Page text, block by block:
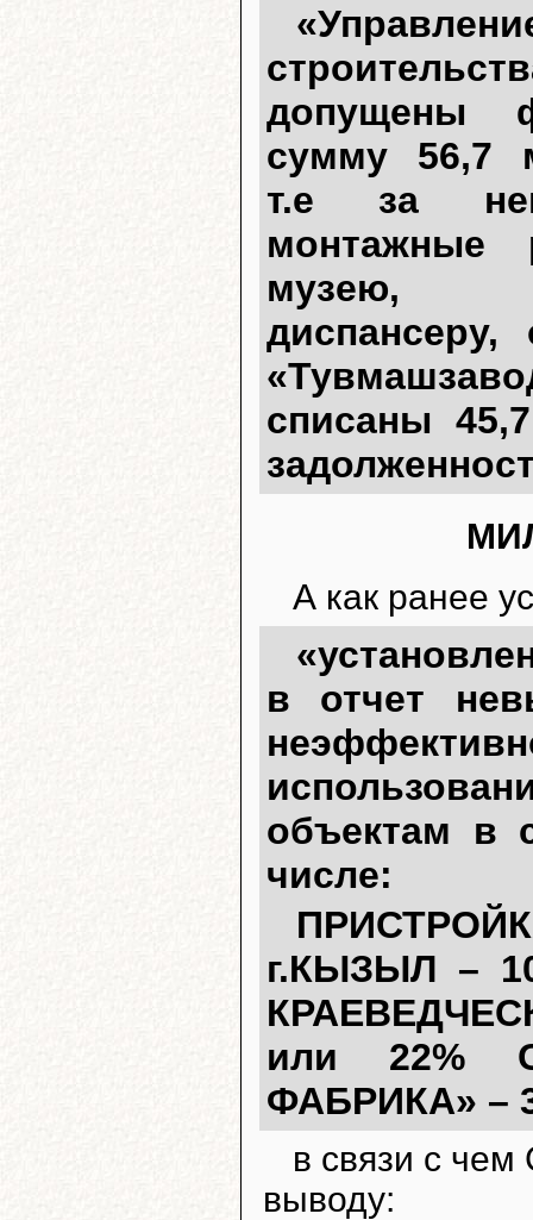
допущены
сумму 56,7
т.е за
монтажные
музею,
списаны
А как ранее
в отчет
объектам в
числе:
г.КЫЗЫЛ –
или 22%
ФАБРИКА» –
в связи с
выводу: